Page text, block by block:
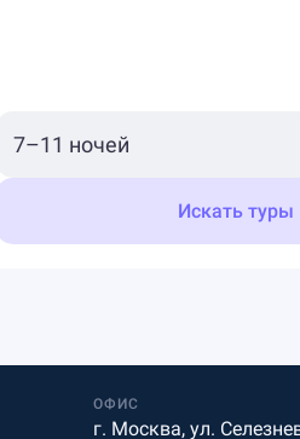
Искать туры
ОФИС
г. Москва, ул.